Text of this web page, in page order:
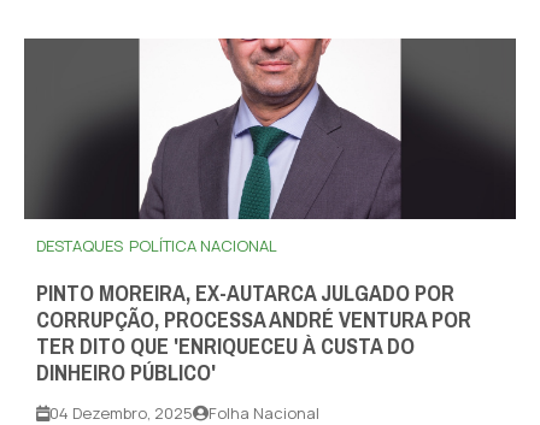
DESTAQUES POLÍTICA NACIONAL
PINTO MOREIRA, EX-AUTARCA JULGADO POR
CORRUPÇÃO, PROCESSA ANDRÉ VENTURA POR
TER DITO QUE 'ENRIQUECEU À CUSTA DO
DINHEIRO PÚBLICO'
04 Dezembro, 2025 Folha Nacional